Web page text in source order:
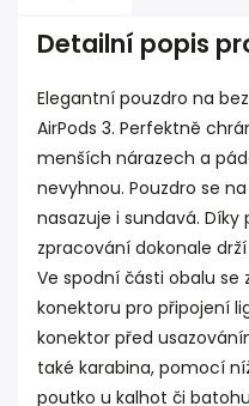
Detailní popis
Elegantní pouzdro na
AirPods 3. Perfektně
menších nárazech a
nevyhnou. Pouzdro se
nasazuje i sundavá.
zpracování dokonale
Ve spodní části obalu se
konektoru pro připojení
konektor před
také karabina, pomocí
poutko u kalhot či